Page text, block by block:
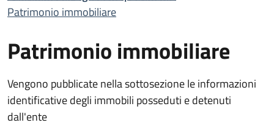
Patrimonio immobiliare
Patrimonio immobiliare
Vengono pubblicate nella sottosezione le informazioni
identificative degli immobili posseduti e detenuti
dall'ente